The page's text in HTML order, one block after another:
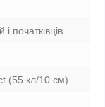
і початківців
(55 кл/10 см)